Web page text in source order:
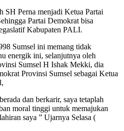
SH Perna menjadi Ketua Partai
Partai Demokrat bisa
Kabupaten PALI.
Sumsel ini memang tidak
energik ini, selanjutnya oleh
Sumsel H Ishak Mekki, dia
Provinsi Sumsel sebagai Ketua
dan berkarir, saya tetaplah
moral tinggi untuk memajukan
saya ” Ujarnya Selasa (